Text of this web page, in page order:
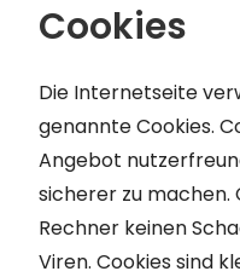
Cookies
Die Internetseite
genannte Cookies.
Angebot
sicherer zu
Rechner keinen
Viren. Cookies sind